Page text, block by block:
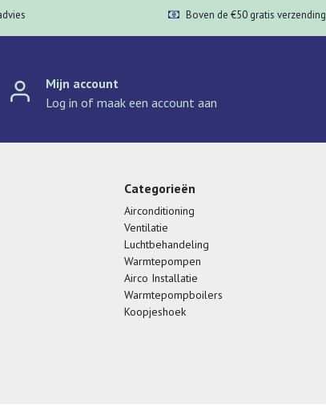
Boven de €50 gratis verzending
Mijn account
Log in of maak een account aan
Categorieën
Airconditioning
Ventilatie
Luchtbehandeling
Warmtepompen
Airco Installatie
Warmtepompboilers
Koopjeshoek